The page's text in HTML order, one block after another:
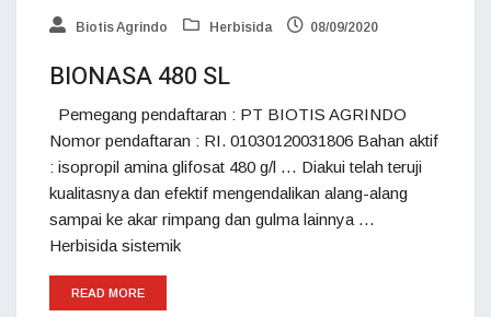
Biotis Agrindo Herbisida 08/09/2020
BIONASA 480 SL
Pemegang pendaftaran : PT BIOTIS AGRINDO
Nomor pendaftaran : RI. 01030120031806 Bahan aktif
: isopropil amina glifosat 480 g/l … Diakui telah teruji
kualitasnya dan efektif mengendalikan alang-alang
sampai ke akar rimpang dan gulma lainnya …
Herbisida sistemik
READ MORE